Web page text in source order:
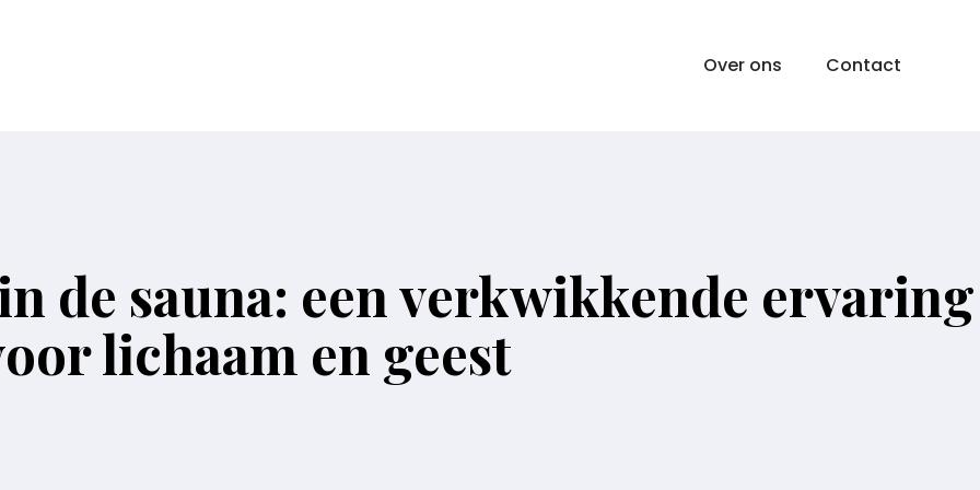
Over ons Contact
de sauna: een verkwikkende ervaring
lichaam en geest